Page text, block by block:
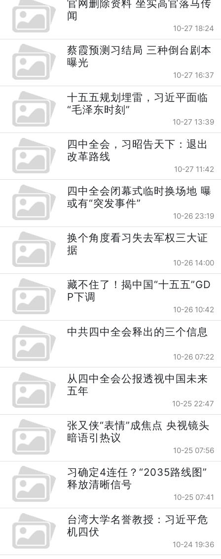
官网删除资料 坐实高官落马传
闻
10-27 18:24
蔡霞预测习结局 三种倒台剧本
曝光
10-27 16:37
十五五规划埋雷，习近平面临
“毛泽东时刻”
10-27 13:39
四中全会，习昭告天下：退出
改革路线
10-27 11:42
四中全会闭幕式临时换场地 曝
或有“突发事件”
10-26 23:19
换个角度看习失去军权三大证
据
10-26 14:00
藏不住了！揭中国“十五五”GD
P下调
10-26 10:42
中共四中全会释出的三个信息
10-26 07:22
从四中全会公报透视中国未来
五年
10-25 22:47
张又侠“表情”成焦点 央视镜头
暗语引热议
10-25 07:56
习确定4连任？“2035路线图”
释放清晰信号
10-25 07:41
台湾大学名誉教授：习近平危
机四伏
10-24 19:36